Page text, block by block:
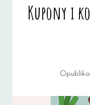
Kupony i